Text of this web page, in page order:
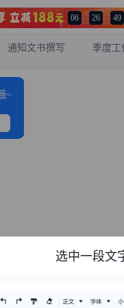
06 : 26 : 49
通知文书撰写 季度工
~
选中一段文